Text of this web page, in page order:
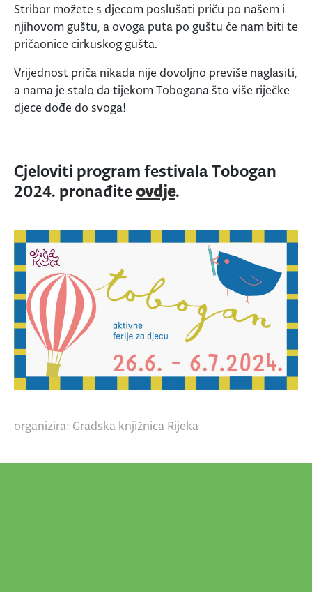
Stribor možete s djecom poslušati priču po našem i
njihovom guštu, a ovoga puta po guštu će nam biti te
pričaonice cirkuskog gušta.
Vrijednost priča nikada nije dovoljno previše naglasiti,
a nama je stalo da tijekom Tobogana što više riječke
djece dođe do svoga!
Cjeloviti program festivala Tobogan
2024. pronađiteovdje.
organizira: Gradska knjižnica Rijeka